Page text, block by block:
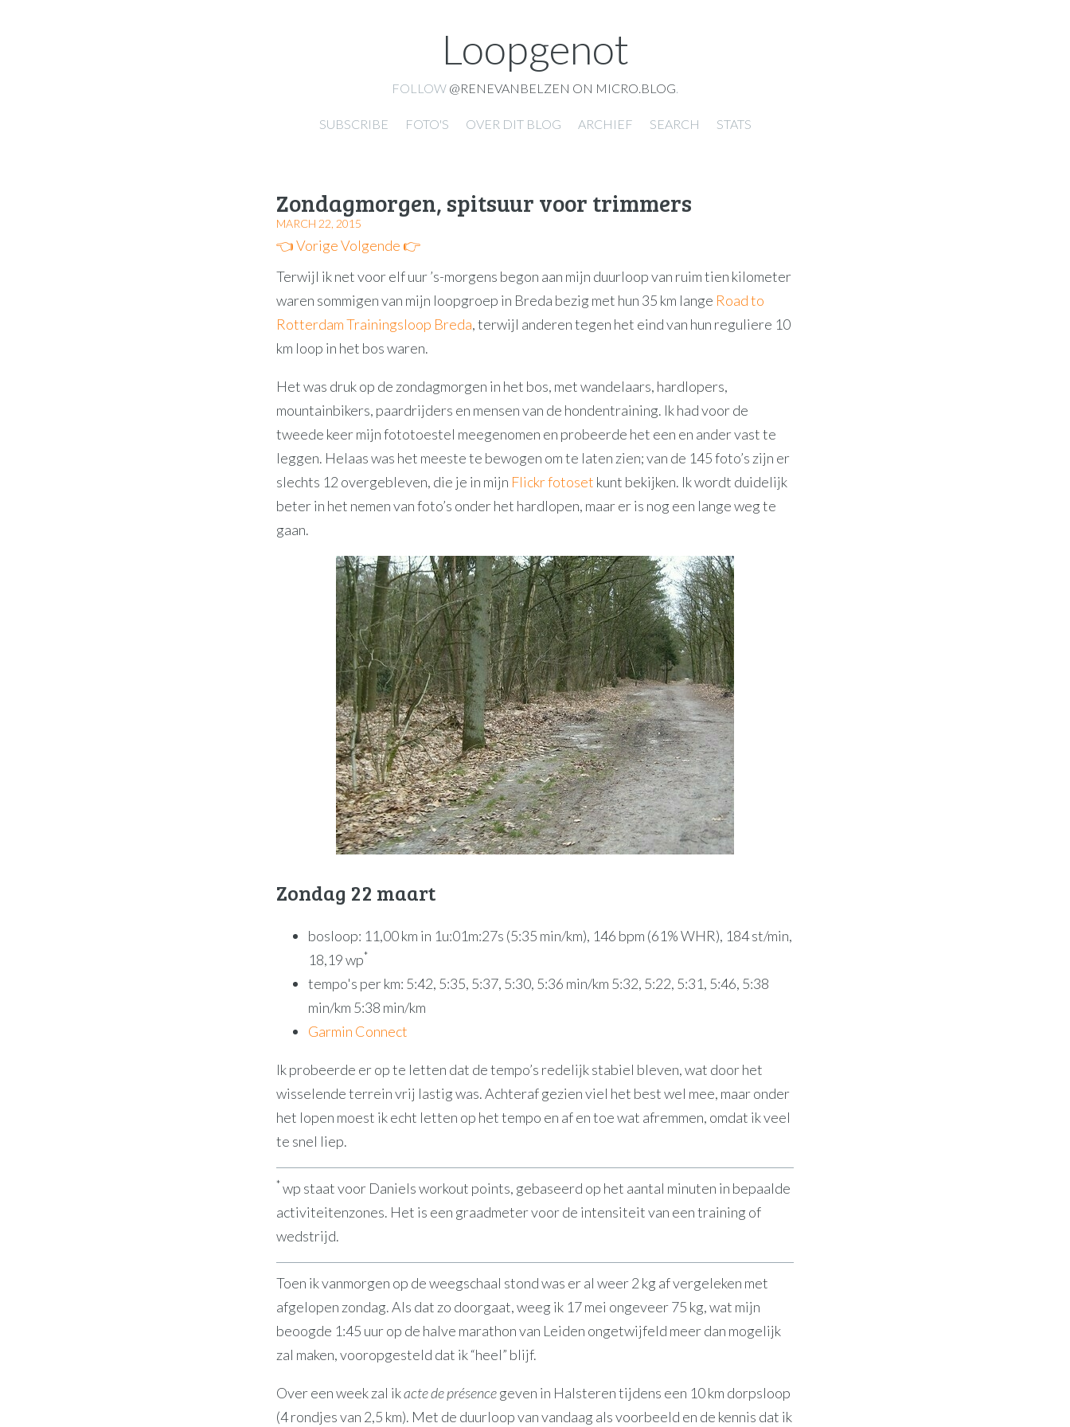
Loopgenot
FOLLOW @RENEVANBELZEN ON MICRO.BLOG.
SUBSCRIBE FOTO'S OVER DIT BLOG ARCHIEF SEARCH STATS
Zondagmorgen, spitsuur voor trimmers
MARCH 22, 2015
👈 VorigeVolgende 👉
Terwijl ik net voor elf uur ’s-morgens begon aan mijn duurloop van ruim tien kilometer
waren sommigen van mijn loopgroep in Breda bezig met hun 35 km lange Road to
Rotterdam Trainingsloop Breda, terwijl anderen tegen het eind van hun reguliere 10
km loop in het bos waren.
Het was druk op de zondagmorgen in het bos, met wandelaars, hardlopers,
mountainbikers, paardrijders en mensen van de hondentraining. Ik had voor de
tweede keer mijn fototoestel meegenomen en probeerde het een en ander vast te
leggen. Helaas was het meeste te bewogen om te laten zien; van de 145 foto’s zijn er
slechts 12 overgebleven, die je in mijn Flickr fotoset kunt bekijken. Ik wordt duidelijk
beter in het nemen van foto’s onder het hardlopen, maar er is nog een lange weg te
gaan.
Zondag 22 maart
bosloop: 11,00 km in 1u:01m:27s (5:35 min/km), 146 bpm (61% WHR), 184 st/min,
18,19 wp*
tempo's per km: 5:42, 5:35, 5:37, 5:30, 5:36 min/km 5:32, 5:22, 5:31, 5:46, 5:38
min/km 5:38 min/km
Garmin Connect
Ik probeerde er op te letten dat de tempo’s redelijk stabiel bleven, wat door het
wisselende terrein vrij lastig was. Achteraf gezien viel het best wel mee, maar onder
het lopen moest ik echt letten op het tempo en af en toe wat afremmen, omdat ik veel
te snel liep.
*wp staat voor Daniels workout points, gebaseerd op het aantal minuten in bepaalde
activiteitenzones. Het is een graadmeter voor de intensiteit van een training of
wedstrijd.
Toen ik vanmorgen op de weegschaal stond was er al weer 2 kg af vergeleken met
afgelopen zondag. Als dat zo doorgaat, weeg ik 17 mei ongeveer 75 kg, wat mijn
beoogde 1:45 uur op de halve marathon van Leiden ongetwijfeld meer dan mogelijk
zal maken, vooropgesteld dat ik “heel” blijf.
Over een week zal ikacte de présencegeven in Halsteren tijdens een 10 km dorpsloop
(4 rondjes van 2,5 km). Met de duurloop van vandaag als voorbeeld en de kennis dat ik